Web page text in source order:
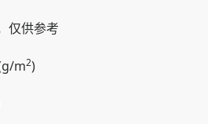
仅供参考
g/m2)